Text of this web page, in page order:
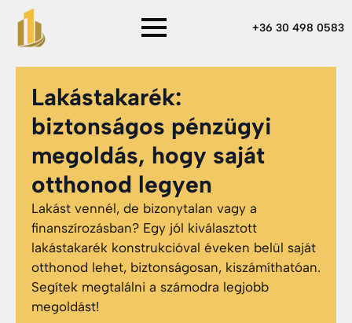
+36 30 498 0583
Lakástakarék:
biztonságos pénzügyi
megoldás, hogy saját
otthonod legyen
Lakást vennél, de bizonytalan vagy a
finanszírozásban? Egy jól kiválasztott
lakástakarék konstrukcióval éveken belül saját
otthonod lehet, biztonságosan, kiszámíthatóan.
Segítek megtalálni a számodra legjobb
megoldást!